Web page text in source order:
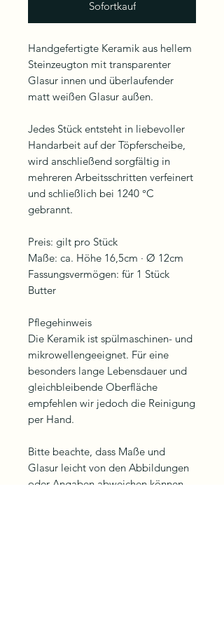
Sofortkauf
Handgefertigte Keramik aus hellem
Steinzeugton mit transparenter
Glasur innen und überlaufender
matt weißen Glasur außen.
Jedes Stück entsteht in liebevoller
Handarbeit auf der Töpferscheibe,
wird anschließend sorgfältig in
mehreren Arbeitsschritten verfeinert
und schließlich bei 1240 °C
gebrannt.
Preis: gilt pro Stück
Maße: ca. Höhe 16,5cm · Ø 12cm
Fassungsvermögen: für 1 Stück
Butter
Pflegehinweis
Die Keramik ist spülmaschinen- und
mikrowellengeeignet. Für eine
besonders lange Lebensdauer und
gleichbleibende Oberfläche
empfehlen wir jedoch die Reinigung
per Hand.
Bitte beachte, dass Maße und
Glasur leicht von den Abbildungen
oder Angaben abweichen können –